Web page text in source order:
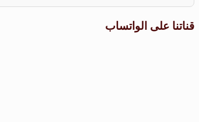
قناتنا على الواتساب